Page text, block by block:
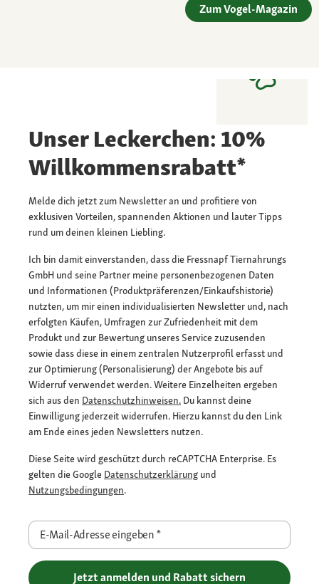
Zum Vogel-Magazin
Unser Leckerchen: 10%
Willkommensrabatt*
Melde dich jetzt zum Newsletter an und profitiere von
exklusiven Vorteilen, spannenden Aktionen und lauter Tipps
rund um deinen kleinen Liebling.
Ich bin damit einverstanden, dass die Fressnapf Tiernahrungs
GmbH und seine Partner meine personenbezogenen Daten
und Informationen (Produktpräferenzen/Einkaufshistorie)
nutzten, um mir einen individualisierten Newsletter und, nach
erfolgten Käufen, Umfragen zur Zufriedenheit mit dem
Produkt und zur Bewertung unseres Service zuzusenden
sowie dass diese in einem zentralen Nutzerprofil erfasst und
zur Optimierung (Personalisierung) der Angebote bis auf
Widerruf verwendet werden. Weitere Einzelheiten ergeben
sich aus den Datenschutzhinweisen. Du kannst deine
Einwilligung jederzeit widerrufen. Hierzu kannst du den Link
am Ende eines jeden Newsletters nutzen.
Diese Seite wird geschützt durch reCAPTCHA Enterprise. Es
gelten die Google Datenschutzerklärung und
Nutzungsbedingungen.
E-Mail-Adresse eingeben*
Jetzt anmelden und Rabatt sichern